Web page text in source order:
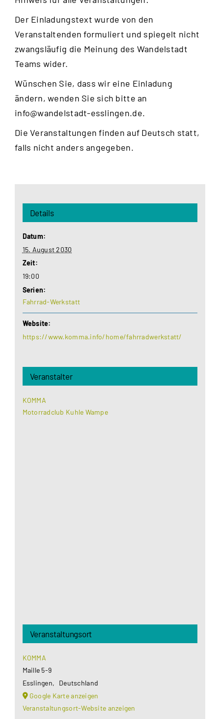
Der Einladungstext wurde von den
Veranstaltenden formuliert und spiegelt nicht
zwangsläufig die Meinung des Wandelstadt
Teams wider.
Wünschen Sie, dass wir eine Einladung
ändern, wenden Sie sich bitte an
info@wandelstadt-esslingen.de.
Die Veranstaltungen finden auf Deutsch statt,
falls nicht anders angegeben.
Details
Datum:
15. August 2030
Zeit:
19:00
Serien:
Fahrrad-Werkstatt
Website:
https://www.komma.info/home/fahrradwerkstatt/
Veranstalter
KOMMA
Motorradclub Kuhle Wampe
Veranstaltungsort
KOMMA
Maille 5-9
Esslingen,
Deutschland
Google Karte anzeigen
Veranstaltungsort-Website anzeigen